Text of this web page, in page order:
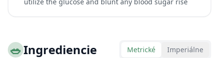
🥗Ingrediencie Metrické Imperiálne